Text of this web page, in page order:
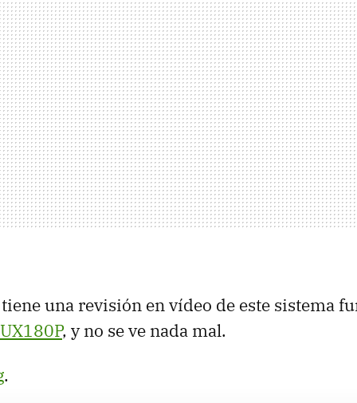
una revisión en vídeo de este sistema
, y no se ve nada mal.
.